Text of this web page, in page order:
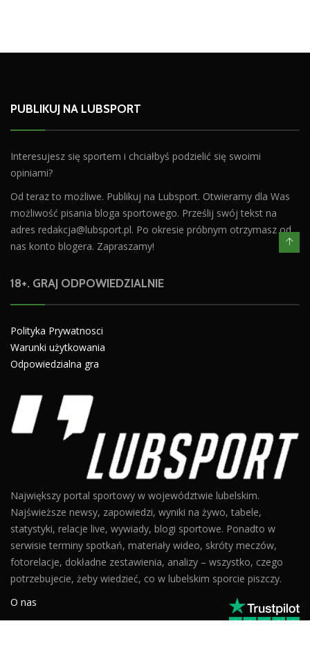
PUBLIKUJ NA LUBSPORT
Interesujesz się sportem i chciałbyś podzielić się swoimi
opiniami?
Od teraz to możliwe. Publikuj na Lubsport. Otwieramy dla Was
możliwość pisania bloga sportowego. Prześlij swój tekst na
adres redakcja@lubsport.pl. Po okresie próbnym otrzymasz od
nas konto blogera. Zapraszamy!
18+. GRAJ ODPOWIEDZIALNIE
Polityka Prywatnosci
Warunki użytkowania
Odpowiedzialna gra
Największy portal sportowy w województwie lubelskim.
Najświeższe newsy, zapowiedzi, wyniki na żywo, tabele,
statystyki, relacje live, wywiady, blogi sportowe. Ponadto w
serwisie terminy spotkań, materiały wideo, skróty meczów,
fotorelacje, dokładne zestawienia, analizy – wszystko, czego
potrzebujecie, żeby wiedzieć, co w lubelskim sporcie piszczy.
O nas